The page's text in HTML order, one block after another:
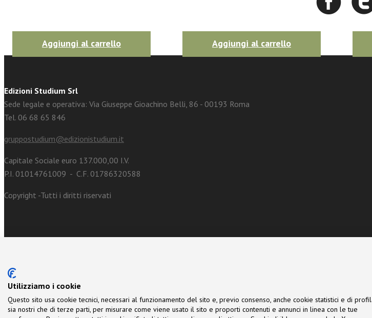
Aggiungi al carrello Aggiungi al carrello
Edizioni Studium Srl
Sede legale e operativa: Via Giuseppe Gioachino Belli, 86 - 00193 Roma
Tel. 06 68 65 846
gruppostudium@edizionistudium.it
Capitale Sociale euro 137.000,00 I.V.
P.I. 01014761009 - C.F. 01786320588
Copyright -Tutti i diritti riservati
Utilizziamo i cookie
Questo sito usa cookie tecnici, necessari al funzionamento del sito e, previo consenso, anche cookie statistici e di
sia nostri che di terze parti, per misurare come viene usato il sito e proporti contenuti e annunci in linea con le tue